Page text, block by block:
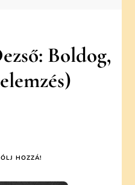
Boldog,
HOZZÁ!